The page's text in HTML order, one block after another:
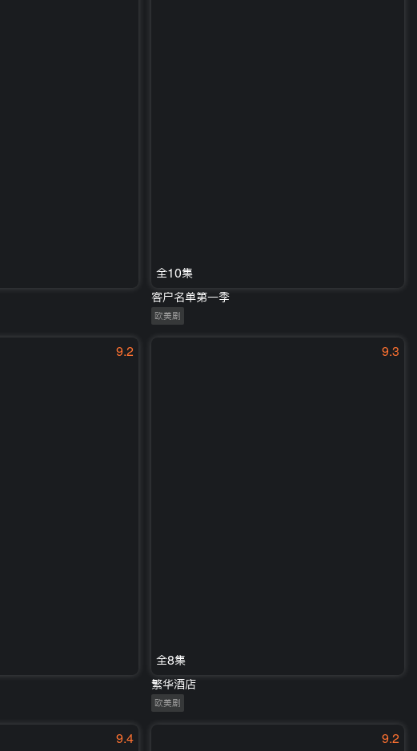
全10集
客户名单第一季
欧美剧
9.2 9.3
全8集
繁华酒店
欧美剧
9.4 9.2